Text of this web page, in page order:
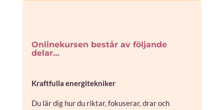
Onlinekursen består av följande
delar…
Kraftfulla energitekniker
Du lär dig hur du riktar, fokuserar, drar och